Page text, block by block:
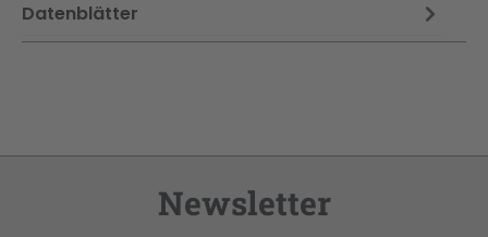
Datenblätter
Newsletter